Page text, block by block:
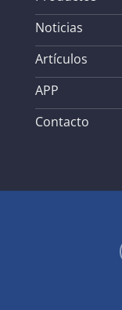
Noticias
Artículos
APP
Contacto